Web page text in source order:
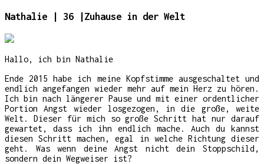
Nathalie | 36 |Zuhause in der Welt
Hallo, ich bin Nathalie
Ende 2015 habe ich meine Kopfstimme ausgeschaltet und
endlich angefangen wieder mehr auf mein Herz zu hören.
Ich bin nach längerer Pause und mit einer ordentlicher
Portion Angst wieder losgezogen, in die große, weite
Welt. Dieser für mich so große Schritt hat nur darauf
gewartet, dass ich ihn endlich mache. Auch du kannst
diesen Schritt machen, egal in welche Richtung dieser
geht. Was wenn deine Angst nicht dein Stoppschild,
sondern dein Wegweiser ist?